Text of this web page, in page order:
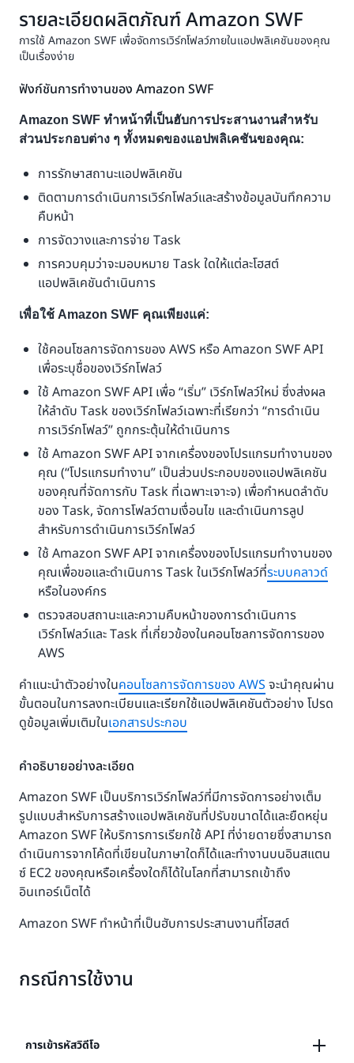
แอปพลิเคชันของตน
หรือเพิ่มความซับซ้อนของโฟลว์กระบวนการของคุณ
การทำงานประสานกันของแอปพลิเคชันเป็นภาษาโปรแกรม
ใด ๆ ก็ได้และสามารถรันในระบบคลาวด์หรือในองค์กรก็ได้
รายละเอียดผลิตภัณฑ์ Amazon SWF
การใช้ Amazon SWF เพื่อจัดการเวิร์กโฟลว์ภายในแอปพลิเคชันของคุณ
เป็นเรื่องง่าย
ฟังก์ชันการทำงานของ Amazon SWF
Amazon SWF ทำหน้าที่เป็นฮับการประสานงานสำหรับ
ส่วนประกอบต่าง ๆ ทั้งหมดของแอปพลิเคชันของคุณ:
การรักษาสถานะแอปพลิเคชัน
ติดตามการดำเนินการเวิร์กโฟลว์และสร้างข้อมูลบันทึกความ
คืบหน้า
การจัดวางและการจ่าย Task
การควบคุมว่าจะมอบหมาย Task ใดให้แต่ละโฮสต์
แอปพลิเคชันดำเนินการ
เพื่อใช้ Amazon SWF คุณเพียงแค่:
ใช้คอนโซลการจัดการของ AWS หรือ Amazon SWF API
เพื่อระบุชื่อของเวิร์กโฟลว์
ใช้ Amazon SWF API เพื่อ “เริ่ม” เวิร์กโฟลว์ใหม่ ซึ่งส่งผล
ให้ลำดับ Task ของเวิร์กโฟลว์เฉพาะที่เรียกว่า “การดำเนิน
การเวิร์กโฟลว์” ถูกกระตุ้นให้ดำเนินการ
ใช้ Amazon SWF API จากเครื่องของโปรแกรมทำงานของ
คุณ (“โปรแกรมทำงาน” เป็นส่วนประกอบของแอปพลิเคชัน
ของคุณที่จัดการกับ Task ที่เฉพาะเจาะจ) เพื่อกำหนดลำดับ
ของ Task, จัดการโฟลว์ตามเงื่อนไข และดำเนินการลูป
สำหรับการดำเนินการเวิร์กโฟลว์
ใช้ Amazon SWF API จากเครื่องของโปรแกรมทำงานของ
คุณเพื่อขอและดำเนินการ Task ในเวิร์กโฟลว์ที่ระบบคลาวด์
หรือในองค์กร
ตรวจสอบสถานะและความคืบหน้าของการดำเนินการ
เวิร์กโฟลว์และ Task ที่เกี่ยวข้องในคอนโซลการจัดการของ
AWS
คำแนะนำตัวอย่างในคอนโซลการจัดการของ AWS จะนำคุณผ่าน
ขั้นตอนในการลงทะเบียนและเรียกใช้แอปพลิเคชันตัวอย่าง โปรด
ดูข้อมูลเพิ่มเติมในเอกสารประกอบ
คำอธิบายอย่างละเอียด
Amazon SWF เป็นบริการเวิร์กโฟลว์ที่มีการจัดการอย่างเต็ม
รูปแบบสำหรับการสร้างแอปพลิเคชันที่ปรับขนาดได้และยืดหยุ่น
Amazon SWF ให้บริการการเรียกใช้ API ที่ง่ายดายซึ่งสามารถ
ดำเนินการจากโค้ดที่เขียนในภาษาใดก็ได้และทำงานบนอินสแตน
ซ์ EC2 ของคุณหรือเครื่องใดก็ได้ในโลกที่สามารถเข้าถึง
อินเทอร์เน็ตได้
Amazon SWF ทำหน้าที่เป็นฮับการประสานงานที่โฮสต์
ใช้และจัดเก็บไว้ด้วย Amazon SWF แต่ละครั้งที่ดำเนินการ
Task ในการดำเนินการเวิร์กโฟลว์ของคุณ และ Amazon SWF
จะประสานงาน Task ให้เสร็จสมบูรณ์ตามลำดับที่คุณระบุไว้บน
กรณีการใช้งาน
การเข้ารหัสวิดีโอ